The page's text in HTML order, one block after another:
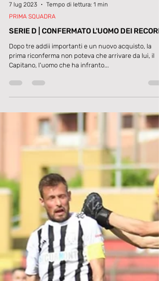
PRIMA SQUADRA
SERIE D | CONFERMATO L'UOMO DEI RECORD
Dopo tre addii importanti e un nuovo acquisto, la
Capitano, l'uomo che ha infranto...